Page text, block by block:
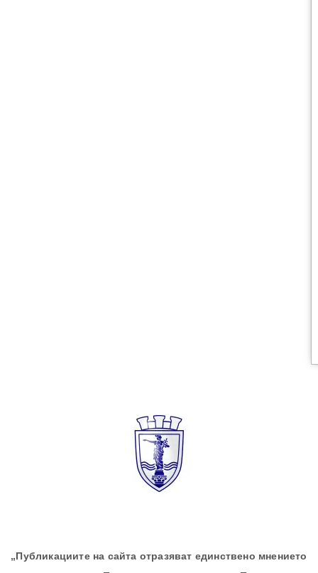
„Публикациите на сайта отразяват единствено мнението